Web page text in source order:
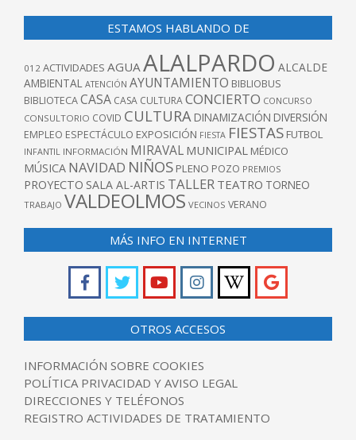
ESTAMOS HABLANDO DE
012 ACTIVIDADES AGUA ALALPARDO ALCALDE
AMBIENTAL ATENCIÓN AYUNTAMIENTO BIBLIOBUS
BIBLIOTECACASA CASA CULTURACONCIERTO CONCURSO
CONSULTORIO COVID CULTURA DINAMIZACIÓN DIVERSIÓN
EMPLEO ESPECTÁCULO EXPOSICIÓN FIESTA FIESTAS FUTBOL
INFANTIL INFORMACIÓN MIRAVAL MUNICIPAL MÉDICO
MÚSICA NAVIDAD NIÑOS PLENO POZO PREMIOS
PROYECTO SALA AL-ARTIS TALLER TEATRO TORNEO
TRABAJO VALDEOLMOS VECINOS VERANO
MÁS INFO EN INTERNET
OTROS ACCESOS
INFORMACIÓN SOBRE COOKIES
POLÍTICA PRIVACIDAD Y AVISO LEGAL
DIRECCIONES Y TELÉFONOS
REGISTRO ACTIVIDADES DE TRATAMIENTO